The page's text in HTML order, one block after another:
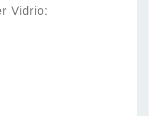
Vidrio: